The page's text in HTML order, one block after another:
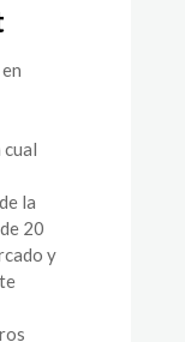
cual
la
20
y